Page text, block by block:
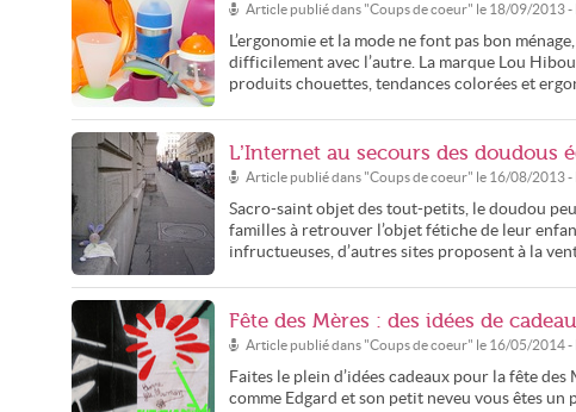
Article publié dans "Coups de coeur" le 18/09/2013-
L’ergonomie et la mode ne font pas bon
difficilement avec l’autre. La marque Lou
produits chouettes, tendances colorées et
L’Internet au secours des doudous
Article publié dans "Coups de coeur" le 16/08/2013-
Sacro-saint objet des tout-petits, le doudou
familles à retrouver l’objet fétiche de leur
infructueuses, d’autres sites proposent à la
Fête des Mères : des idées de
Article publié dans "Coups de coeur" le 16/05/2014-
Faites le plein d’idées cadeaux pour la fête
comme Edgard et son petit neveu vous êtes